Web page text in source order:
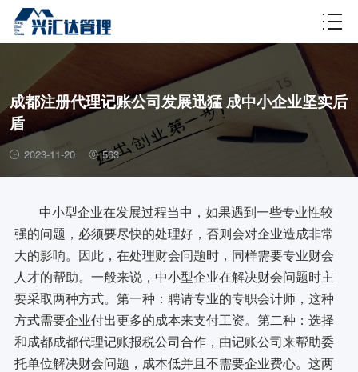
财税百科
成都注册代理记账公司发展迅猛 成中小企业坚实后
盾
2023-11-20 563
中小型企业在发展过程当中，如果遇到一些专业性较
强的问题，必须要尽快的处理好，否则会对企业造成非常
大的影响。因此，在处理财会问题时，同样需要专业财会
人才的帮助。一般来说，中小型企业在解决财会问题时主
要采取两种方式。第一种：聘请专业的专职会计师，这种
方式需要企业付出更多的成本来支付工资。第二种：选择
和成都成都代理记账报税公司合作，由记账公司来帮助委
托单位解决财会问题，成本低并且不需要企业费心。这两